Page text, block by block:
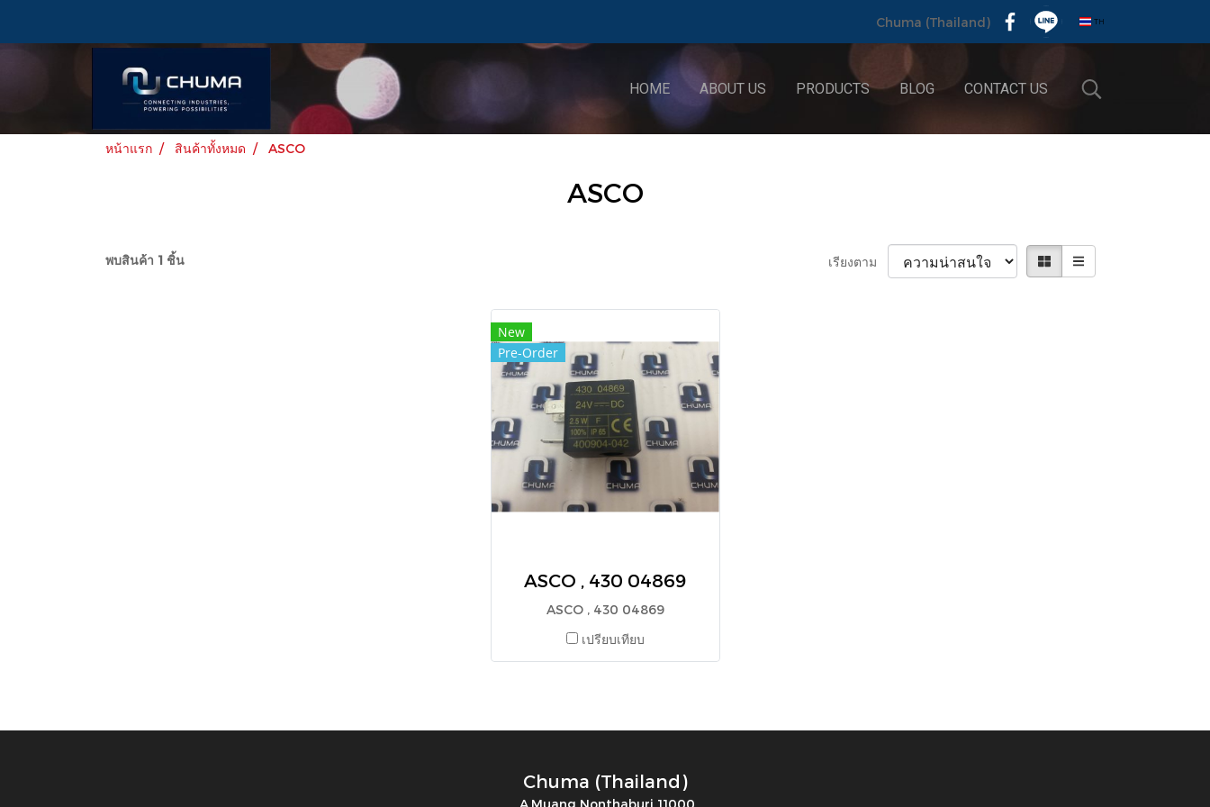
Chuma (Thailand) TH
HOME ABOUT US PRODUCTS BLOG CONTACT US
หน้าแรก สินค้าทั้งหมด ASCO
ASCO
พบสินค้า 1 ชิ้น เรียงตาม
New
Pre-Order
ASCO , 430 04869
ASCO , 430 04869
เปรียบเทียบ
Chuma (Thailand)
A.Muang Nonthaburi 11000